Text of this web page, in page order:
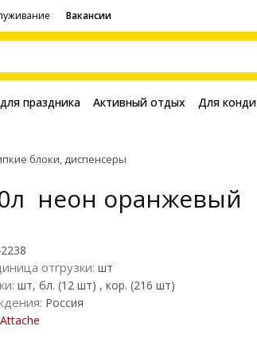
Вакансии
праздника Активный отдых Для
блоки, диспенсеры
неон оранжевый
отгрузки: шт
шт, бл. (12 шт) , кор. (216 шт)
Россия
Attache